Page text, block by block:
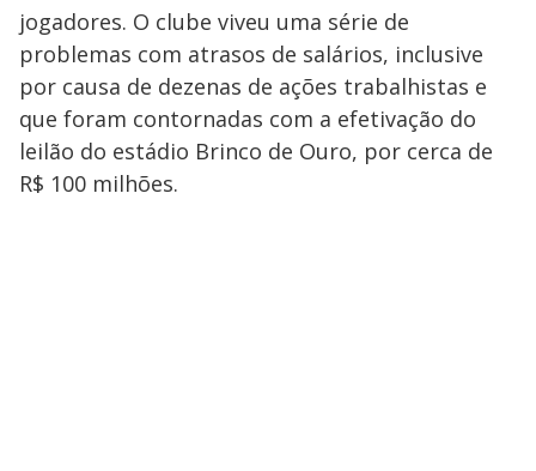
jogadores. O clube viveu uma série de
problemas com atrasos de salários, inclusive
por causa de dezenas de ações trabalhistas e
que foram contornadas com a efetivação do
leilão do estádio Brinco de Ouro, por cerca de
R$ 100 milhões.